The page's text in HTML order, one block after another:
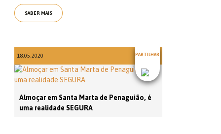
SABER MAIS
18.05.2020 PARTILHAR
Almoçar em Santa Marta de Penaguião, é
uma realidade SEGURA